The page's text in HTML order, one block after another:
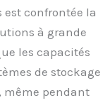
confrontée la
à grande
les capacités
de stockage
même pendant